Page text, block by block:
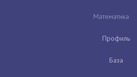
Математика
Профиль
База